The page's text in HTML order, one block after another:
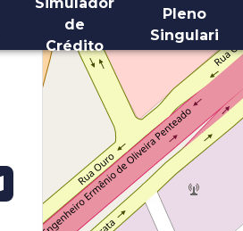
de
Crédito
Pleno
Singulari